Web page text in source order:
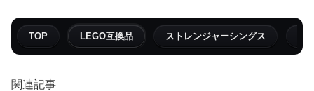
TOP LEGO互換品 ストレンジャーシングス
関連記事